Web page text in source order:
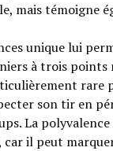
mais témoigne
unique lui
à trois
son tir en
La
car il peut